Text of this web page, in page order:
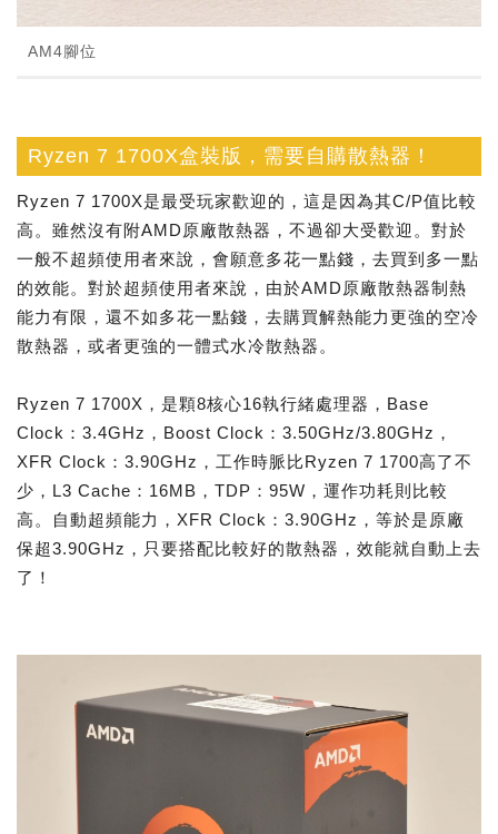
AM4腳位
Ryzen 7 1700X盒裝版，需要自購散熱器！
Ryzen 7 1700X是最受玩家歡迎的，這是因為其C/P值比較
高。雖然沒有附AMD原廠散熱器，不過卻大受歡迎。對於
一般不超頻使用者來說，會願意多花一點錢，去買到多一點
的效能。對於超頻使用者來說，由於AMD原廠散熱器制熱
能力有限，還不如多花一點錢，去購買解熱能力更強的空冷
散熱器，或者更強的一體式水冷散熱器。
Ryzen 7 1700X，是顆8核心16執行緒處理器，Base
Clock：3.4GHz，Boost Clock：3.50GHz/3.80GHz，
XFR Clock：3.90GHz，工作時脈比Ryzen 7 1700高了不
少，L3 Cache：16MB，TDP：95W，運作功耗則比較
高。自動超頻能力，XFR Clock：3.90GHz，等於是原廠
保超3.90GHz，只要搭配比較好的散熱器，效能就自動上去
了！